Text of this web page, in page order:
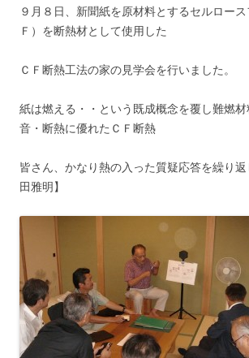
９月８日、新聞紙を原材料とするセルロー
Ｆ）を断熱材として使用した
ＣＦ断熱工法の家の見学会を行いました。
紙は燃える・・という既成概念を覆し難燃
音・断熱に優れたＣＦ断熱
皆さん、かなり熱の入った質疑応答を繰り
田雅明】